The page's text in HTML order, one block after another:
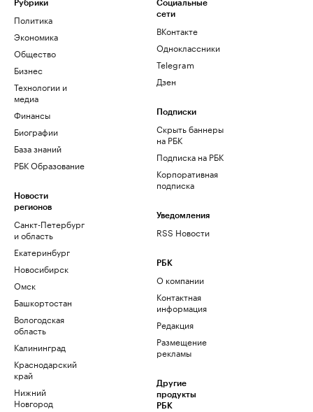
Рубрики
Политика
Экономика
Общество
Бизнес
Технологии и
медиа
Финансы
Биографии
База знаний
РБК Образование
Новости
регионов
Санкт-Петербург
и область
Екатеринбург
Новосибирск
Омск
Башкортостан
Вологодская
область
Калининград
Краснодарский
край
Нижний
Новгород
Социальные
сети
ВКонтакте
Одноклассники
Telegram
Дзен
Подписки
Скрыть баннеры
на РБК
Подписка на РБК
Корпоративная
подписка
Уведомления
RSS Новости
РБК
О компании
Контактная
информация
Редакция
Размещение
рекламы
Другие
продукты
РБК